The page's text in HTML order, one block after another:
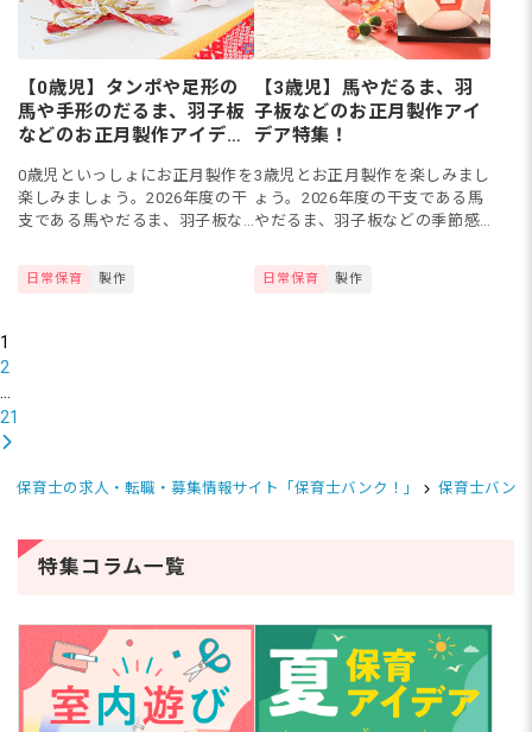
【0歳児】タンポや足形の
馬や手形のだるま、羽子板
などのお正月製作アイデア
0歳児といっしょにお正月製作を
楽しみましょう。2026年度の干
支である馬やだるま、羽子板な
は、0歳児が楽しめるお正月製作
日常保育 製作
【3歳児】馬やだるま、羽
子板などのお正月製作アイ
デア特集！
3歳児とお正月製作を楽しみまし
ょう。2026年度の干支である馬
やだるま、羽子板などの季節感
ラスで楽しめるお正月製作のア
日常保育 製作
1
2
…
21
保育士の求人・転職・募集情報サイト「保育士バンク！」 保育士バン
特集コラム一覧